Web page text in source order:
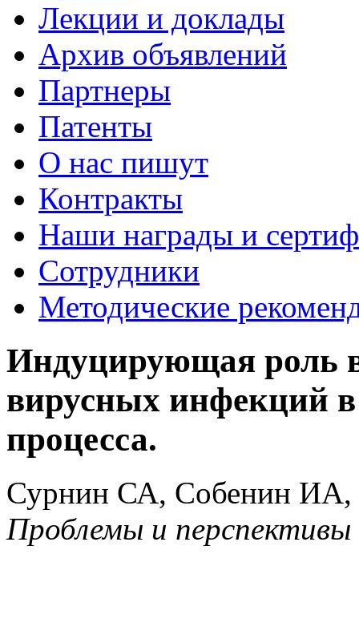
Лекции и доклады
Архив объявлений
Партнеры
Патенты
О нас пишут
Контракты
Наши награды и
Сотрудники
Методические
Индуцирующая роль
вирусных инфекций в
процесса.
Сурнин СА, Собенин
Проблемы и перспективы